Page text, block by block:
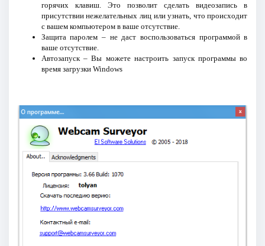
горячих клавиш. Это позволит сделать видеозапись в
присутствии нежелательных лиц или узнать, что происходит
с вашем компьютером в ваше отсутствие.
Защита паролем – не даст воспользоваться программой в
ваше отсутствие.
Автозапуск – Вы можете настроить запуск программы во
время загрузки Windows